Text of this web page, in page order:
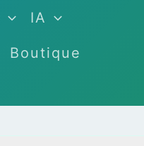
IA
Boutique